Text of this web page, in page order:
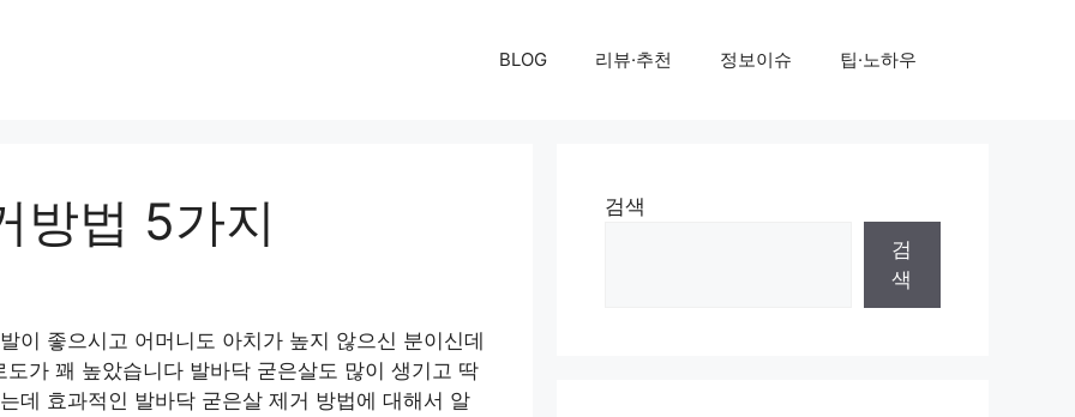
BLOG 리뷰·추천 정보이슈 팁·노하우
방법 5가지
이 좋으시고 어머니도 아치가 높지 않으신 분이신데
가 꽤 높았습니다 발바닥 굳은살도 많이 생기고 딱
데 효과적인 발바닥 굳은살 제거 방법에 대해서 알
검색
검
색